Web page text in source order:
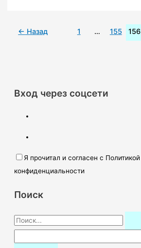
← Назад 1 … 155 156
Вход через соцсети
Я прочитал и согласен с Политикой
конфиденциальности
Поиск
П
о
и